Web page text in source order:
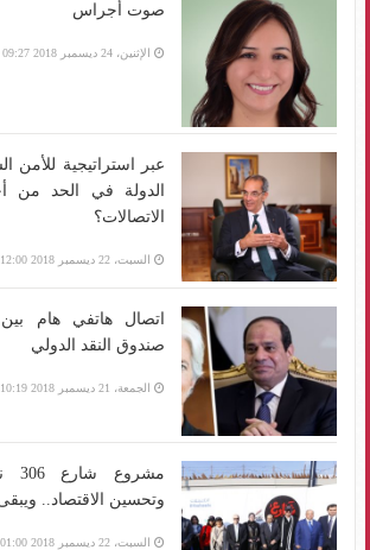
صوت أجراس
الإثنين، 24 ديسمبر 2018 09:27 ص
عبر استراتيجية للأمن
الدولة في الحد من
الاتصالات؟
السبت، 22 ديسمبر 2018 12:00 ص
اتصال هاتفي هام
صندوق النقد الدولي
الجمعة، 21 ديسمبر 2018 10:19 م
وتحسين الاقتصاد..
السبت، 22 ديسمبر 2018 01:00 م